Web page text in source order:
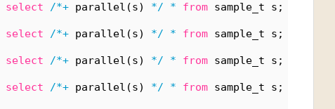
select /*+ parallel(s) */ * from sample_t s;
select /*+ parallel(s) */ * from sample_t s;
select /*+ parallel(s) */ * from sample_t s;
select /*+ parallel(s) */ * from sample_t s;